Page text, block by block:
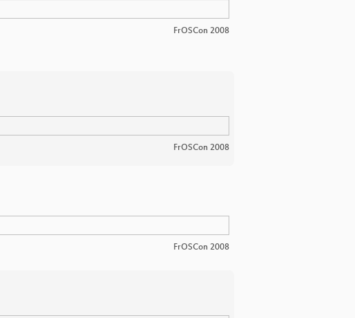
FrOSCon 2008
FrOSCon 2008
FrOSCon 2008